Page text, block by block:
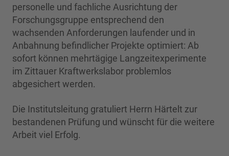
personelle und fachliche Ausrichtung der
Forschungsgruppe entsprechend den
wachsenden Anforderungen laufender und in
Anbahnung befindlicher Projekte optimiert: Ab
sofort können mehrtägige Langzeitexperimente
im Zittauer Kraftwerkslabor problemlos
abgesichert werden.
Die Institutsleitung gratuliert Herrn Härtelt zur
bestandenen Prüfung und wünscht für die weitere
Arbeit viel Erfolg.